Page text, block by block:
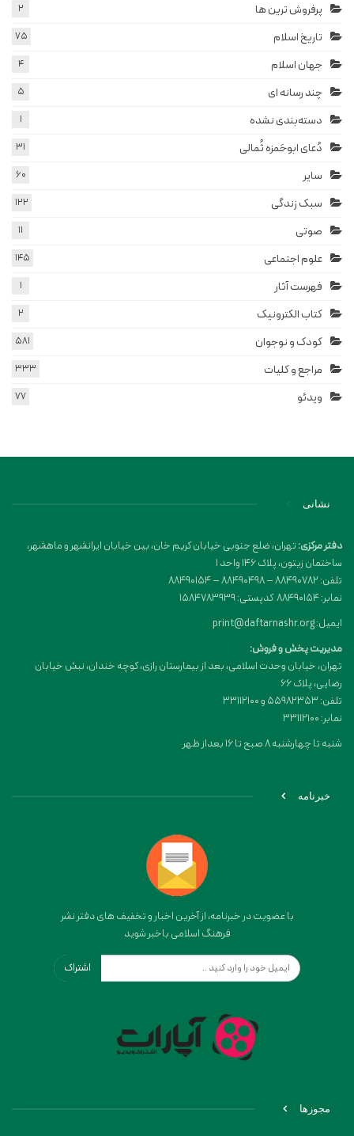
پرفروش ترین ها 2
تاریخ اسلام 75
جهان اسلام 4
چند رسانه ای 5
دسته‌بندی نشده 1
دُعای ابوحَمزه ثُمالی 31
سایر 60
سبک زندگی 122
صوتی 11
علوم اجتماعی 145
فهرست آثار 1
کتاب الکترونیک 2
کودک و نوجوان 581
مراجع و کلیات 333
ویدئو 77
نشانی
دفتر مرکزی:تهران، ضلع جنوبی خیابان کریم خان، بین خیابان ایرانشهر و ماهشهر،
ساختمان زیتون، پلاک 146 واحد 1
تلفن: 88490782 – 88490498 – 88490154
نمابر: 88490154 کدپستی: 1584783939
ایمیل: print@daftarnashr.org
مدیریت پخش و فروش:
تهران، خیابان وحدت اسلامی، بعد از بیمارستان رازی، کوچه خندان، نبش خیابان
رضایی، پلاک ۶۶
تلفن: 55982353 و 33112100
نمابر: 33112100
شنبه تا چهارشنبه 8 صبح تا 16 بعداز ظهر
خبرنامه
با عضویت در خبرنامه، از آخرین اخبار و تخفیف های دفتر نشر
فرهنگ اسلامی باخبر شوید
اشتراک
مجوزها